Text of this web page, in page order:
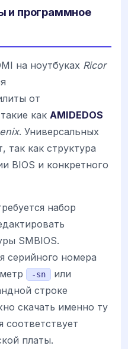
и программное
на ноутбуках Ricor
от
как AMIDEDOS
. Универсальных
так как структура
BIOS и конкретного
набор
SMBIOS.
серийного номера
-sn
или
строке
скачать именно ту
соответствует
платы.